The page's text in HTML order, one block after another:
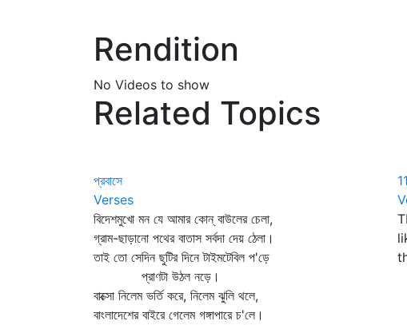
Rendition
No Videos to show
Related Topics
প্রবাসে
Verses
বিদেশমুখো মন যে আমার কোন্‌ বাউলের চেলা,
গ্রাম-ছাড়ানো পথের বাতাস সর্বদা দেয় ঠেলা।
তাই তো সেদিন ছুটির দিনে টাইমটেবিল প'ড়ে
প্রাণটা উঠল নড়ে।
বাক্সো নিলেম ভর্তি করে, নিলেম ঝুলি থলে,
বাংলাদেশের বাইরে গেলেম গঙ্গাপারে চ'লে।